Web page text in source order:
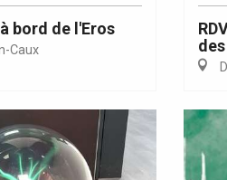
bord de l'Eros
Caux